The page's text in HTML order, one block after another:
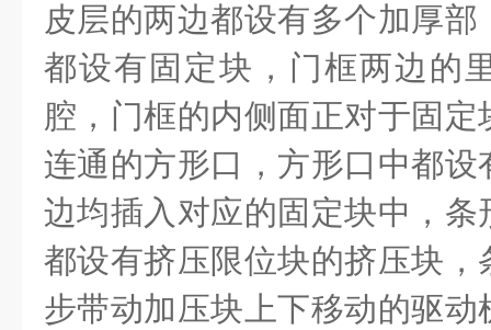
皮层的两边都设有多个加厚
都设有固定块，门框两边的
腔，门框的内侧面正对于固
连通的方形口，方形口中都
边均插入对应的固定块中，
都设有挤压限位块的挤压块
步带动加压块上下移动的驱